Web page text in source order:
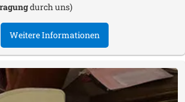
durch uns)
Weitere Informationen